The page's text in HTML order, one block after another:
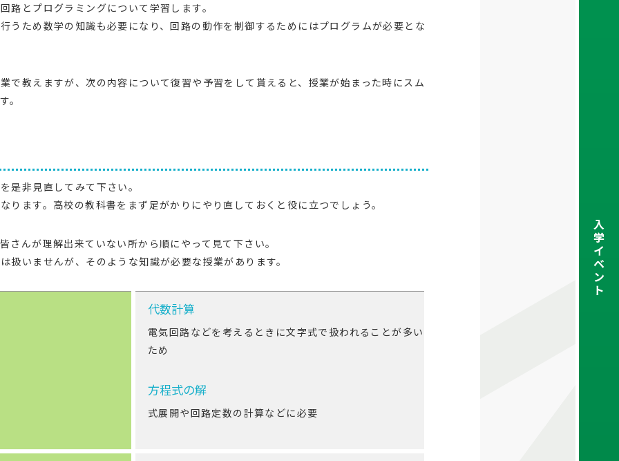
路とプログラミングについて学習します。
うため数学の知識も必要になり、回路の動作を制御するためにはプログラムが必要とな
で教えますが、次の内容について復習や予習をして貰えると、授業が始まった時にスム
。
是非見直してみて下さい。
ります。高校の教科書をまず足がかりにやり直しておくと役に立つでしょう。
さんが理解出来ていない所から順にやって見て下さい。
扱いませんが、そのような知識が必要な授業があります。
代数計算
電気回路などを考えるときに文字式で扱われることが多い
ため
方程式の解
式展開や回路定数の計算などに必要
入
学
イ
ベ
ン
ト